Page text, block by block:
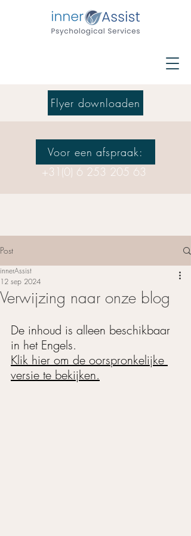
Flyer downloaden
Voor een afspraak:
+31(0) 6 253 205 63
Post
Verwijzing naar onze blog
innerAssist
12 sep 2024
De inhoud is alleen beschikbaar
in het Engels.
Klik hier om de oorspronkelijke
versie te bekijken.